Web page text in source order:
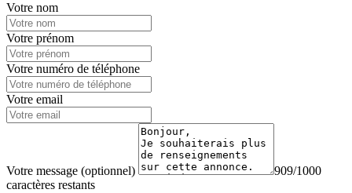
Votre nom
Votre prénom
Votre numéro de téléphone
Votre email
Votre message (optionnel)
909/1000
caractères restants